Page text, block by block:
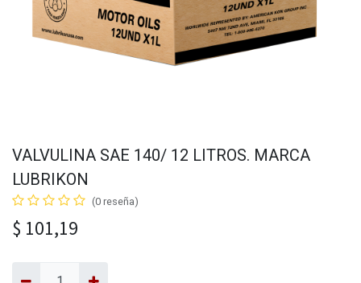
VALVULINA SAE 140/ 12 LITROS. MARCA
LUBRIKON
(0 reseña)
$ 101,19